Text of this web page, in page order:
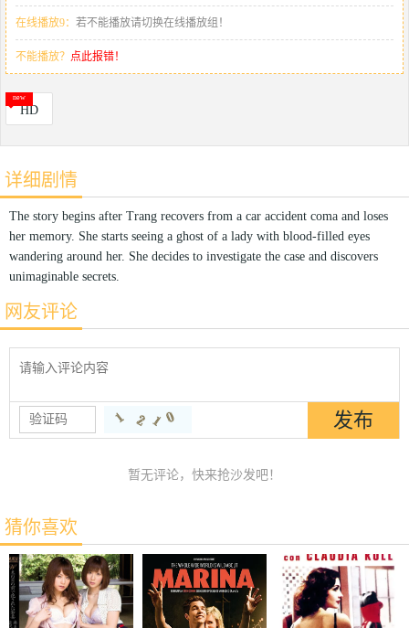
在线播放9： 若不能播放请切换在线播放组！
不能播放？ 点此报错！
HD
详细剧情
The story begins after Trang recovers from a car accident coma and loses
her memory. She starts seeing a ghost of a lady with blood-filled eyes
wandering around her. She decides to investigate the case and discovers
unimaginable secrets.
网友评论
暂无评论，快来抢沙发吧！
猜你喜欢